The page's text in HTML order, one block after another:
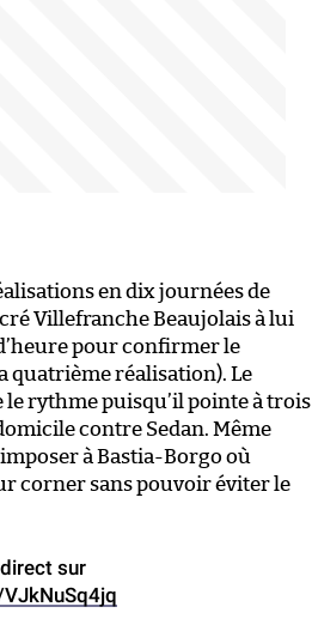
en dix journées de
Villefranche Beaujolais à lui
pour confirmer le
quatrième réalisation). Le
le rythme puisqu’il pointe à trois
contre Sedan. Même
à Bastia-Borgo où
corner sans pouvoir éviter le
sur